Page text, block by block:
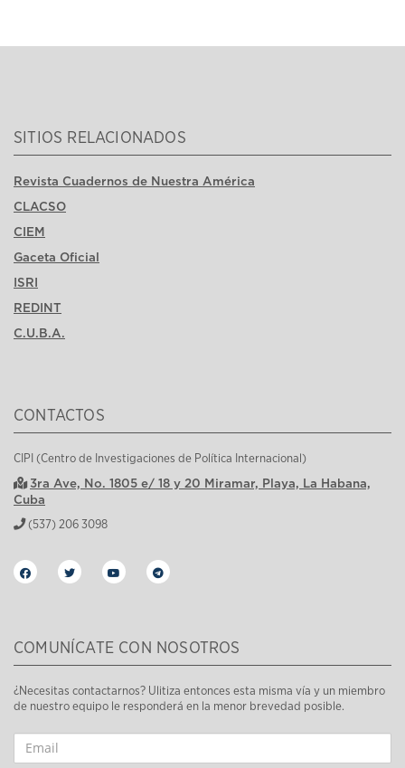
SITIOS RELACIONADOS
Revista Cuadernos de Nuestra América
CLACSO
CIEM
Gaceta Oficial
ISRI
REDINT
C.U.B.A.
CONTACTOS
CIPI (Centro de Investigaciones de Política Internacional)
3ra Ave, No. 1805 e/ 18 y 20 Miramar, Playa, La Habana,
Cuba
(537) 206 3098
COMUNÍCATE CON NOSOTROS
¿Necesitas contactarnos? Ulitiza entonces esta misma vía y un miembro
de nuestro equipo le responderá en la menor brevedad posible.